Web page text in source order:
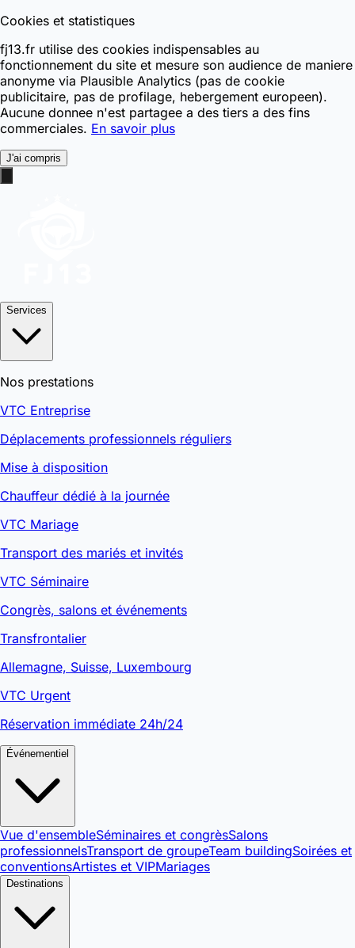
Cookies et statistiques
fj13.fr utilise des cookies indispensables au
fonctionnement du site et mesure son audience de maniere
anonyme via Plausible Analytics (pas de cookie
publicitaire, pas de profilage, hebergement europeen).
Aucune donnee n'est partagee a des tiers a des fins
commerciales. En savoir plus
J'ai compris
Services
Nos prestations
VTC Entreprise
Déplacements professionnels réguliers
Mise à disposition
Chauffeur dédié à la journée
VTC Mariage
Transport des mariés et invités
VTC Séminaire
Congrès, salons et événements
Transfrontalier
Allemagne, Suisse, Luxembourg
VTC Urgent
Réservation immédiate 24h/24
Événementiel
Vue d'ensembleSéminaires et congrèsSalons
professionnelsTransport de groupeTeam buildingSoirées et
conventionsArtistes et VIPMariages
Destinations